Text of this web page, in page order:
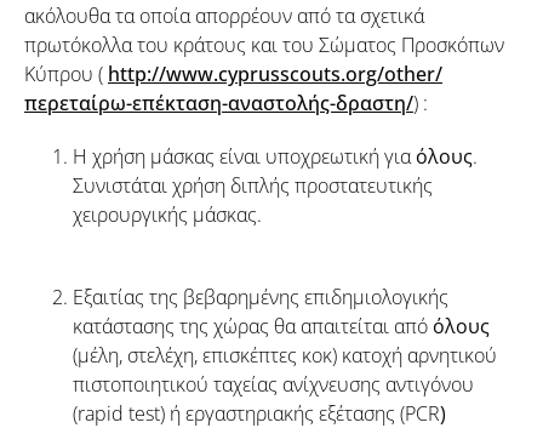
ακόλουθα τα οποία απορρέουν από τα σχετικά
πρωτόκολλα του κράτους και του Σώματος Προσκόπων
Κύπρου ( http://www.cyprusscouts.org/other/
περεταίρω-επέκταση-αναστολής-δραστη/) :
Η χρήση μάσκας είναι υποχρεωτική γιαόλους.
Συνιστάται χρήση διπλής προστατευτικής
χειρουργικής μάσκας.
Εξαιτίας της βεβαρημένης επιδημιολογικής
κατάστασης της χώρας θα απαιτείται από όλους
(μέλη, στελέχη, επισκέπτες κοκ) κατοχή αρνητικού
πιστοποιητικού ταχείας ανίχνευσης αντιγόνου
(rapid test) ή εργαστηριακής εξέτασης (PCR)